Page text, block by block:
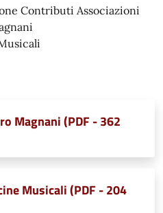
Contributi Associazioni
Magnani (PDF - 362
Musicali (PDF - 204